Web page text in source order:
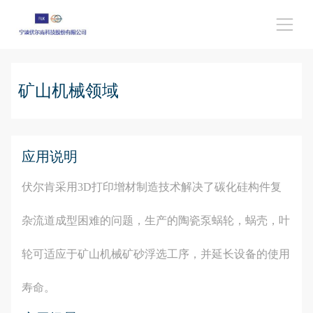
矿山机械领域
应用说明
伏尔肯采用3D打印增材制造技术解决了碳化硅构件复
杂流道成型困难的问题，生产的陶瓷泵蜗轮，蜗壳，叶
轮可适应于矿山机械矿砂浮选工序，并延长设备的使用
寿命。